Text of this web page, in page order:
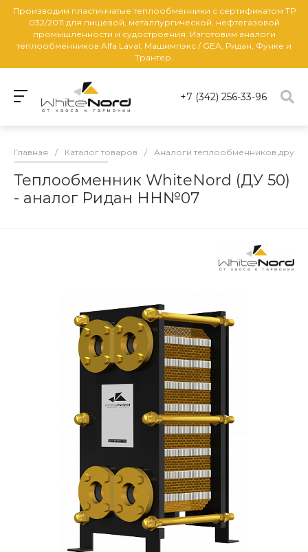
Производим пластинчатые теплообменники с сертификатом ТР
032/2011 для пищевой, металлургической, нефтегазовой
промышленности и судостроения. Изготовим аналоги
теплообменников Alfa Laval, Машимпэкс / GEA, Ридан, Функе и
Трантер.
+7 (342) 256-33-96
Главная / Каталог товаров / Аналоги теплообменников
Теплообменник WhiteNord (ДУ 50)
- аналог Ридан НН№07